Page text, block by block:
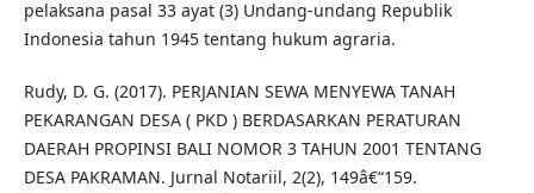
pelaksana pasal 33 ayat (3) Undang-undang Republik
Indonesia tahun 1945 tentang hukum agraria.
Rudy, D. G. (2017). PERJANIAN SEWA MENYEWA TANAH
PEKARANGAN DESA ( PKD ) BERDASARKAN PERATURAN
DAERAH PROPINSI BALI NOMOR 3 TAHUN 2001 TENTANG
DESA PAKRAMAN. Jurnal Notariil, 2(2), 149â€“159.